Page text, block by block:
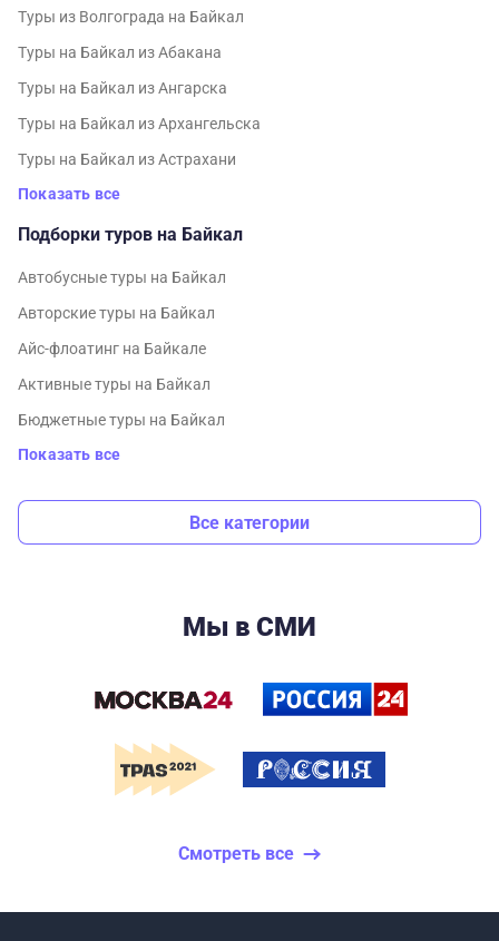
Туры из Волгограда на Байкал
Туры на Байкал из Абакана
Туры на Байкал из Ангарска
Туры на Байкал из Архангельска
Туры на Байкал из Астрахани
Показать все
Подборки туров на Байкал
Автобусные туры на Байкал
Авторские туры на Байкал
Айс-флоатинг на Байкале
Активные туры на Байкал
Бюджетные туры на Байкал
Показать все
Все категории
Мы в СМИ
Смотреть все